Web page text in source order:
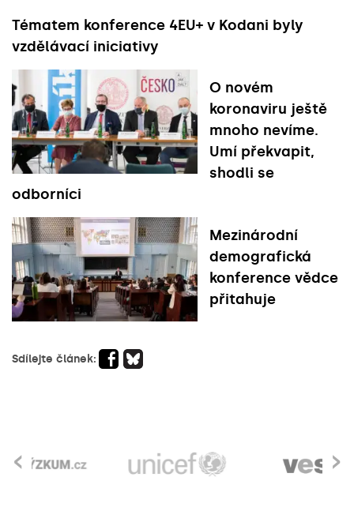
Tématem konference 4EU+ v Kodani byly
vzdělávací iniciativy
O novém
koronaviru ještě
mnoho nevíme.
Umí překvapit,
shodli se
odborníci
Mezinárodní
demografická
konference vědce
přitahuje
Sdílejte článek:
›
‹